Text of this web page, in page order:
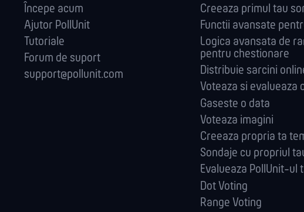
Începe acum
Ajutor PollUnit
Tutoriale
Forum de suport
support@pollunit.com
Creeaza primul tau
Functii avansate
Logica avansata de
pentru chestionare
Distribuie sarcini
Voteaza si evalueaza
Gaseste o data
Voteaza imagini
Creeaza propria ta
Sondaje cu propriul
Evalueaza PollUnit-ul
Dot Voting
Range Voting